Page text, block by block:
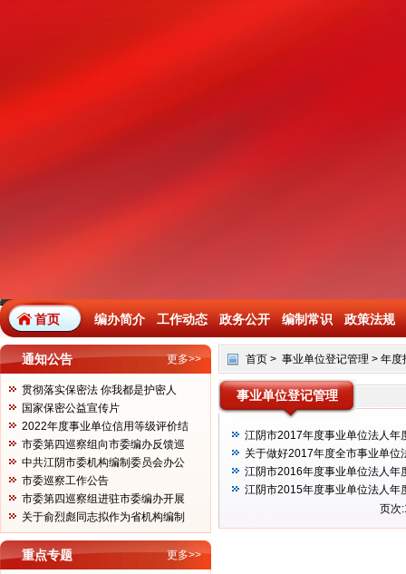
首页 编办简介 工作动态 政务公开 编制常识 政策法规
通知公告 更多>>
贯彻落实保密法 你我都是护密人
国家保密公益宣传片
2022年度事业单位信用等级评价结
果...
市委第四巡察组向市委编办反馈巡
察...
中共江阴市委机构编制委员会办公
室...
市委巡察工作公告
市委第四巡察组进驻市委编办开展
巡...
关于俞烈彪同志拟作为省机构编制
工...
重点专题 更多>>
首页 > 事业单位登记管理 > 年度
事业单位登记管理
江阴市2017年度事业单位法人年
关于做好2017年度全市事业单位
江阴市2016年度事业单位法人年
江阴市2015年度事业单位法人年
页次: